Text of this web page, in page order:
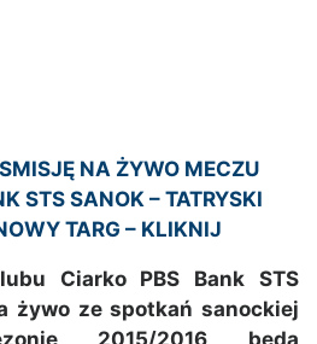
NA ŻYWO MECZU
STS SANOK – TATRYSKI
TARG – KLIKNIJ
Ciarko PBS Bank STS
żywo ze spotkań sanockiej